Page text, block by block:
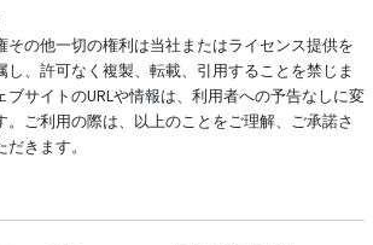
その他一切の権利は当社またはライセンス提供を
し、許可なく複製、転載、引用することを禁じま
ブサイトのURLや情報は、利用者への予告なしに変
。ご利用の際は、以上のことをご理解、ご承諾さ
きます。